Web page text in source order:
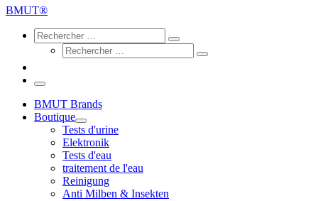
BMUT®
Search
Rechercher
Rechercher
Rechercher
Rechercher
Menu
BMUT Brands
Boutique
Tests d'urine
Elektronik
Tests d'eau
traitement de l'eau
Reinigung
Anti Milben & Insekten